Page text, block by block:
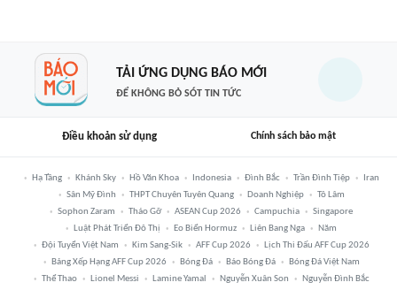
TẢI ỨNG DỤNG BÁO MỚI
ĐỂ KHÔNG BỎ SÓT TIN TỨC
Điều khoản sử dụng Chính sách bảo mật
Hạ Tầng Khánh Sky Hồ Văn Khoa Indonesia Đình Bắc Trần Đình Tiệp
Iran
Sân Mỹ Đình
THPT Chuyên Tuyên Quang Doanh Nghiệp
Tô Lâm
Sophon Zaram
Tháo Gỡ ASEAN Cup 2026 Campuchia
Singapore
Luật Phát Triển Đô Thị
Eo Biển Hormuz Liên Bang Nga
Năm
Đội Tuyển Việt Nam
Kim Sang-Sik AFF Cup 2026
Lịch Thi Đấu AFF Cup 2026
Bảng Xếp Hạng AFF Cup 2026
Bóng Đá Báo Bóng Đá
Bóng Đá Việt Nam
Thể Thao
Lionel Messi Lamine Yamal Nguyễn Xuân Son
Nguyễn Đình Bắc